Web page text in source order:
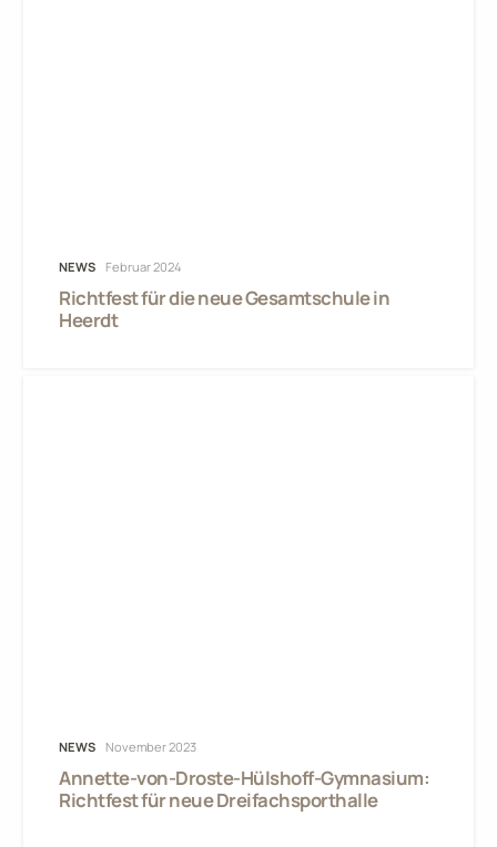
NEWS Februar 2024
Richtfest für die neue Gesamtschule in
Heerdt
NEWS November 2023
Annette-von-Droste-Hülshoff-Gymnasium:
Richtfest für neue Dreifachsporthalle